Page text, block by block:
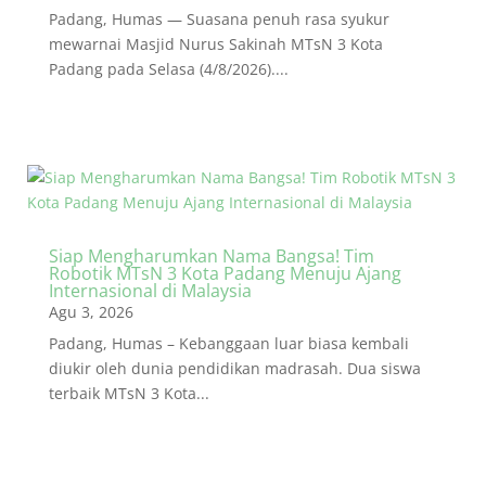
Padang, Humas — Suasana penuh rasa syukur
mewarnai Masjid Nurus Sakinah MTsN 3 Kota
Padang pada Selasa (4/8/2026)....
Siap Mengharumkan Nama Bangsa! Tim
Robotik MTsN 3 Kota Padang Menuju Ajang
Internasional di Malaysia
Agu 3, 2026
Padang, Humas – Kebanggaan luar biasa kembali
diukir oleh dunia pendidikan madrasah. Dua siswa
terbaik MTsN 3 Kota...